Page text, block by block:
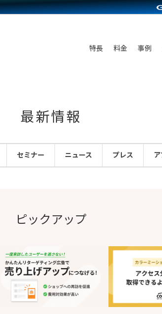
特長 料金 事例
雑貨販売
料金シミュレーション
最新情報
セミナー ニュース プレス
ピックアップ